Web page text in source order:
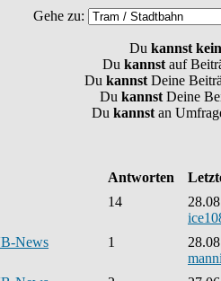
Gehe zu:
Du kannst
Du kannst auf
Du kannst Deine
Du kannst Deine
Du kannst an
Antworten
14
News 1
manni